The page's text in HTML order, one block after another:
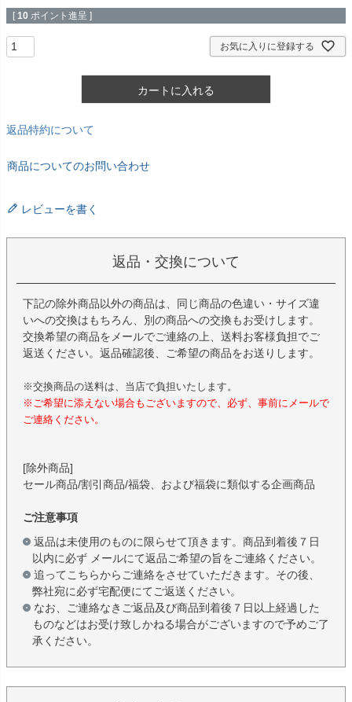
[ 10 ポイント進呈 ]
お気に入りに登録する
カートに入れる
返品特約について
商品についてのお問い合わせ
レビューを書く
返品・交換について
下記の除外商品以外の商品は、同じ商品の色違い・サイズ違
いへの交換はもちろん、別の商品への交換もお受けします。
交換希望の商品をメールでご連絡の上、送料お客様負担でご
返送ください。返品確認後、ご希望の商品をお送りします。
※交換商品の送料は、当店で負担いたします。
※ご希望に添えない場合もございますので、必ず、事前にメールで
ご連絡ください。
[除外商品]
セール商品/割引商品/福袋、および福袋に類似する企画商品
ご注意事項
返品は未使用のものに限らせて頂きます。商品到着後７日
以内に必ず メールにて返品ご希望の旨をご連絡ください。
追ってこちらからご連絡をさせていただきます。その後、
弊社宛に必ず宅配便にてご返送ください。
なお、ご連絡なきご返品及び商品到着後７日以上経過した
ものなどはお受け致しかねる場合がございますので予めご了
承ください。